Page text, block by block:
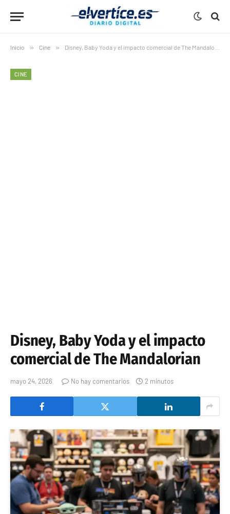
Inicio » Cine » Disney, Baby Yoda y el impacto comercial de The Mandalorian
CINE
Disney, Baby Yoda y el impacto
comercial de The Mandalorian
mayo 24, 2026 No hay comentarios 2 minutos